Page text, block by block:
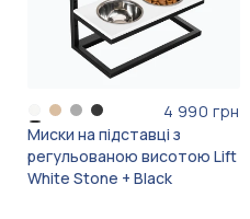
4 990 грн
Миски на підставці з
регульованою висотою Lift
White Stone + Black